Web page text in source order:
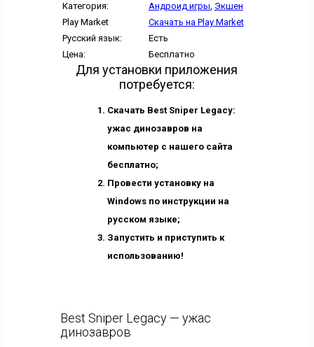
Категория:
Андроид игры, Экшен
Play Market
Скачать на Play Market
Русский язык:
Есть
Цена:
Бесплатно
Для установки приложения
потребуется:
Скачать Best Sniper Legacy:
ужас динозавров на
компьютер с нашего сайта
бесплатно;
Провести установку на
Windows по инструкции на
русском языке;
Запустить и приступить к
использованию!
Best Sniper Legacy — ужас
динозавров